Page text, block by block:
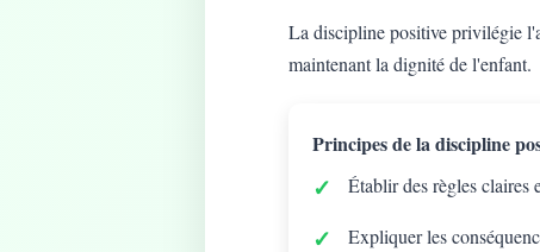
La discipline positive privilégie
maintenant la dignité de l'enfant.
Principes de la discipline
Établir des règles claires
Expliquer les